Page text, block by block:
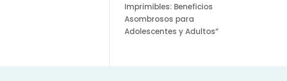
Imprimibles: Beneficios
Asombrosos para
Adolescentes y Adultos”